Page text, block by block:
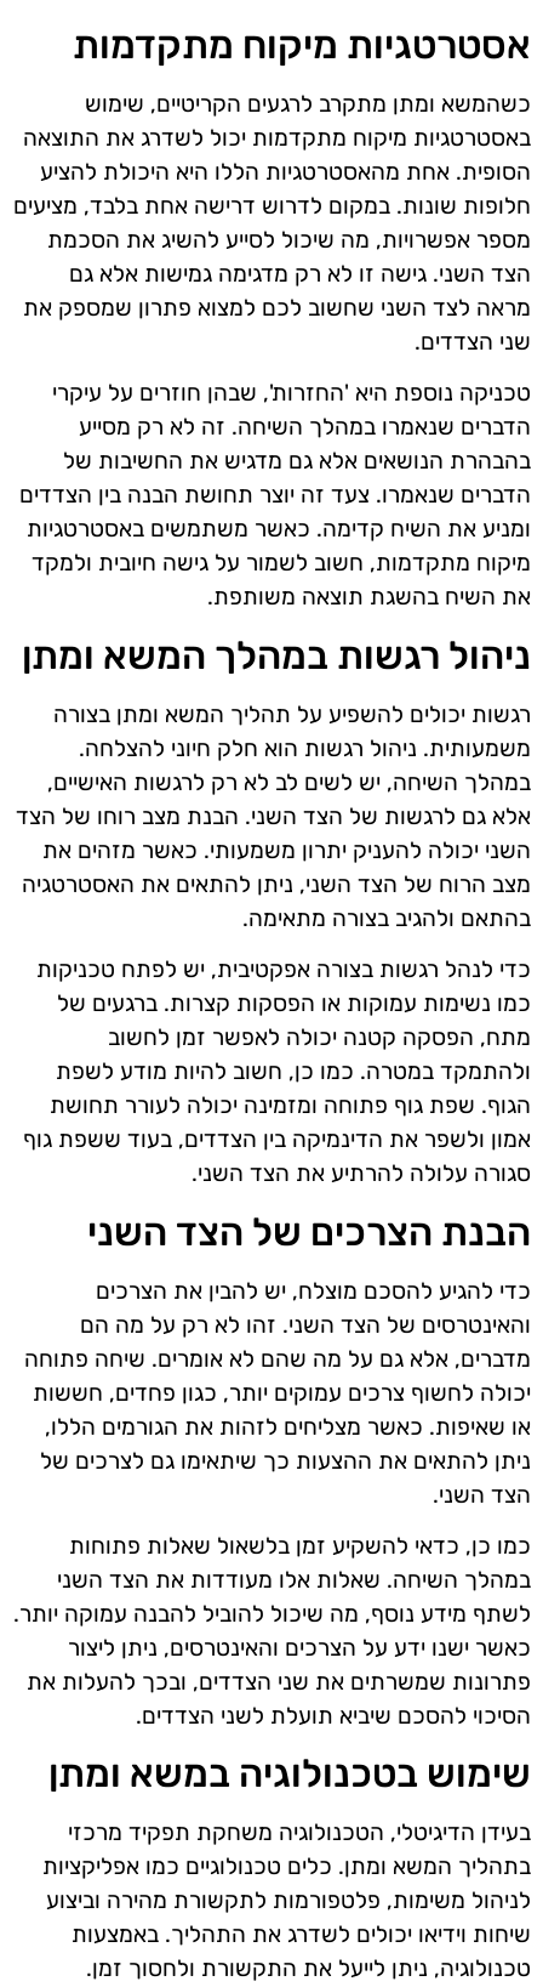
אסטרטגיות מיקוח מתקדמות
כשהמשא ומתן מתקרב לרגעים הקריטיים, שימוש
באסטרטגיות מיקוח מתקדמות יכול לשדרג את התוצאה
הסופית. אחת מהאסטרטגיות הללו היא היכולת להציע
חלופות שונות. במקום לדרוש דרישה אחת בלבד, מציעים
מספר אפשרויות, מה שיכול לסייע להשיג את הסכמת
הצד השני. גישה זו לא רק מדגימה גמישות אלא גם
מראה לצד השני שחשוב לכם למצוא פתרון שמספק את
שני הצדדים.
טכניקה נוספת היא 'החזרות', שבהן חוזרים על עיקרי
הדברים שנאמרו במהלך השיחה. זה לא רק מסייע
בהבהרת הנושאים אלא גם מדגיש את החשיבות של
הדברים שנאמרו. צעד זה יוצר תחושת הבנה בין הצדדים
ומניע את השיח קדימה. כאשר משתמשים באסטרטגיות
מיקוח מתקדמות, חשוב לשמור על גישה חיובית ולמקד
את השיח בהשגת תוצאה משותפת.
ניהול רגשות במהלך המשא ומתן
רגשות יכולים להשפיע על תהליך המשא ומתן בצורה
משמעותית. ניהול רגשות הוא חלק חיוני להצלחה.
במהלך השיחה, יש לשים לב לא רק לרגשות האישיים,
אלא גם לרגשות של הצד השני. הבנת מצב רוחו של הצד
השני יכולה להעניק יתרון משמעותי. כאשר מזהים את
מצב הרוח של הצד השני, ניתן להתאים את האסטרטגיה
בהתאם ולהגיב בצורה מתאימה.
כדי לנהל רגשות בצורה אפקטיבית, יש לפתח טכניקות
כמו נשימות עמוקות או הפסקות קצרות. ברגעים של
מתח, הפסקה קטנה יכולה לאפשר זמן לחשוב
ולהתמקד במטרה. כמו כן, חשוב להיות מודע לשפת
הגוף. שפת גוף פתוחה ומזמינה יכולה לעורר תחושת
אמון ולשפר את הדינמיקה בין הצדדים, בעוד ששפת גוף
סגורה עלולה להרתיע את הצד השני.
הבנת הצרכים של הצד השני
כדי להגיע להסכם מוצלח, יש להבין את הצרכים
והאינטרסים של הצד השני. זהו לא רק על מה הם
מדברים, אלא גם על מה שהם לא אומרים. שיחה פתוחה
יכולה לחשוף צרכים עמוקים יותר, כגון פחדים, חששות
או שאיפות. כאשר מצליחים לזהות את הגורמים הללו,
ניתן להתאים את ההצעות כך שיתאימו גם לצרכים של
הצד השני.
כמו כן, כדאי להשקיע זמן בלשאול שאלות פתוחות
במהלך השיחה. שאלות אלו מעודדות את הצד השני
לשתף מידע נוסף, מה שיכול להוביל להבנה עמוקה יותר.
כאשר ישנו ידע על הצרכים והאינטרסים, ניתן ליצור
פתרונות שמשרתים את שני הצדדים, ובכך להעלות את
הסיכוי להסכם שיביא תועלת לשני הצדדים.
שימוש בטכנולוגיה במשא ומתן
בעידן הדיגיטלי, הטכנולוגיה משחקת תפקיד מרכזי
בתהליך המשא ומתן. כלים טכנולוגיים כמו אפליקציות
לניהול משימות, פלטפורמות לתקשורת מהירה וביצוע
שיחות וידיאו יכולים לשדרג את התהליך. באמצעות
טכנולוגיה, ניתן לייעל את התקשורת ולחסוך זמן.